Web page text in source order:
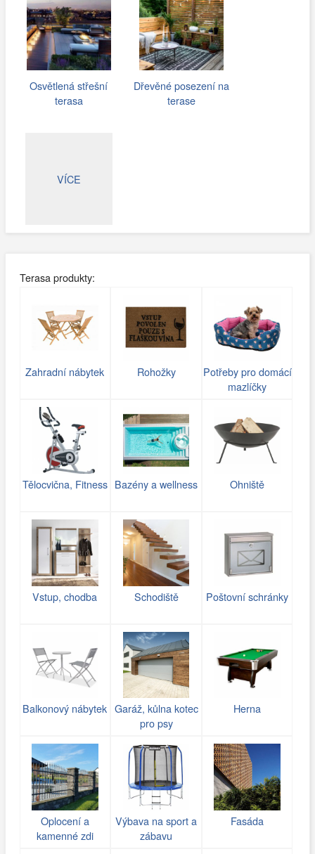
Osvětlená střešní
terasa
Dřevěné posezení na
terase
VÍCE
Terasa produkty:
Zahradní nábytek Rohožky
Potřeby pro domácí
mazlíčky
Tělocvična, Fitness Bazény a wellness Ohniště
Vstup, chodba Schodiště Poštovní schránky
Balkonový nábytek Garáž, kůlna kotec
pro psy
Herna
Oplocení a
kamenné zdi
Výbava na sport a
zábavu
Fasáda